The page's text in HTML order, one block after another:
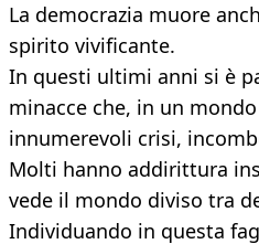
La democrazia muore
spirito vivificante.
In questi ultimi anni si è
minacce che, in un
innumerevoli crisi,
Molti hanno addirittura
vede il mondo diviso tra
Individuando in questa